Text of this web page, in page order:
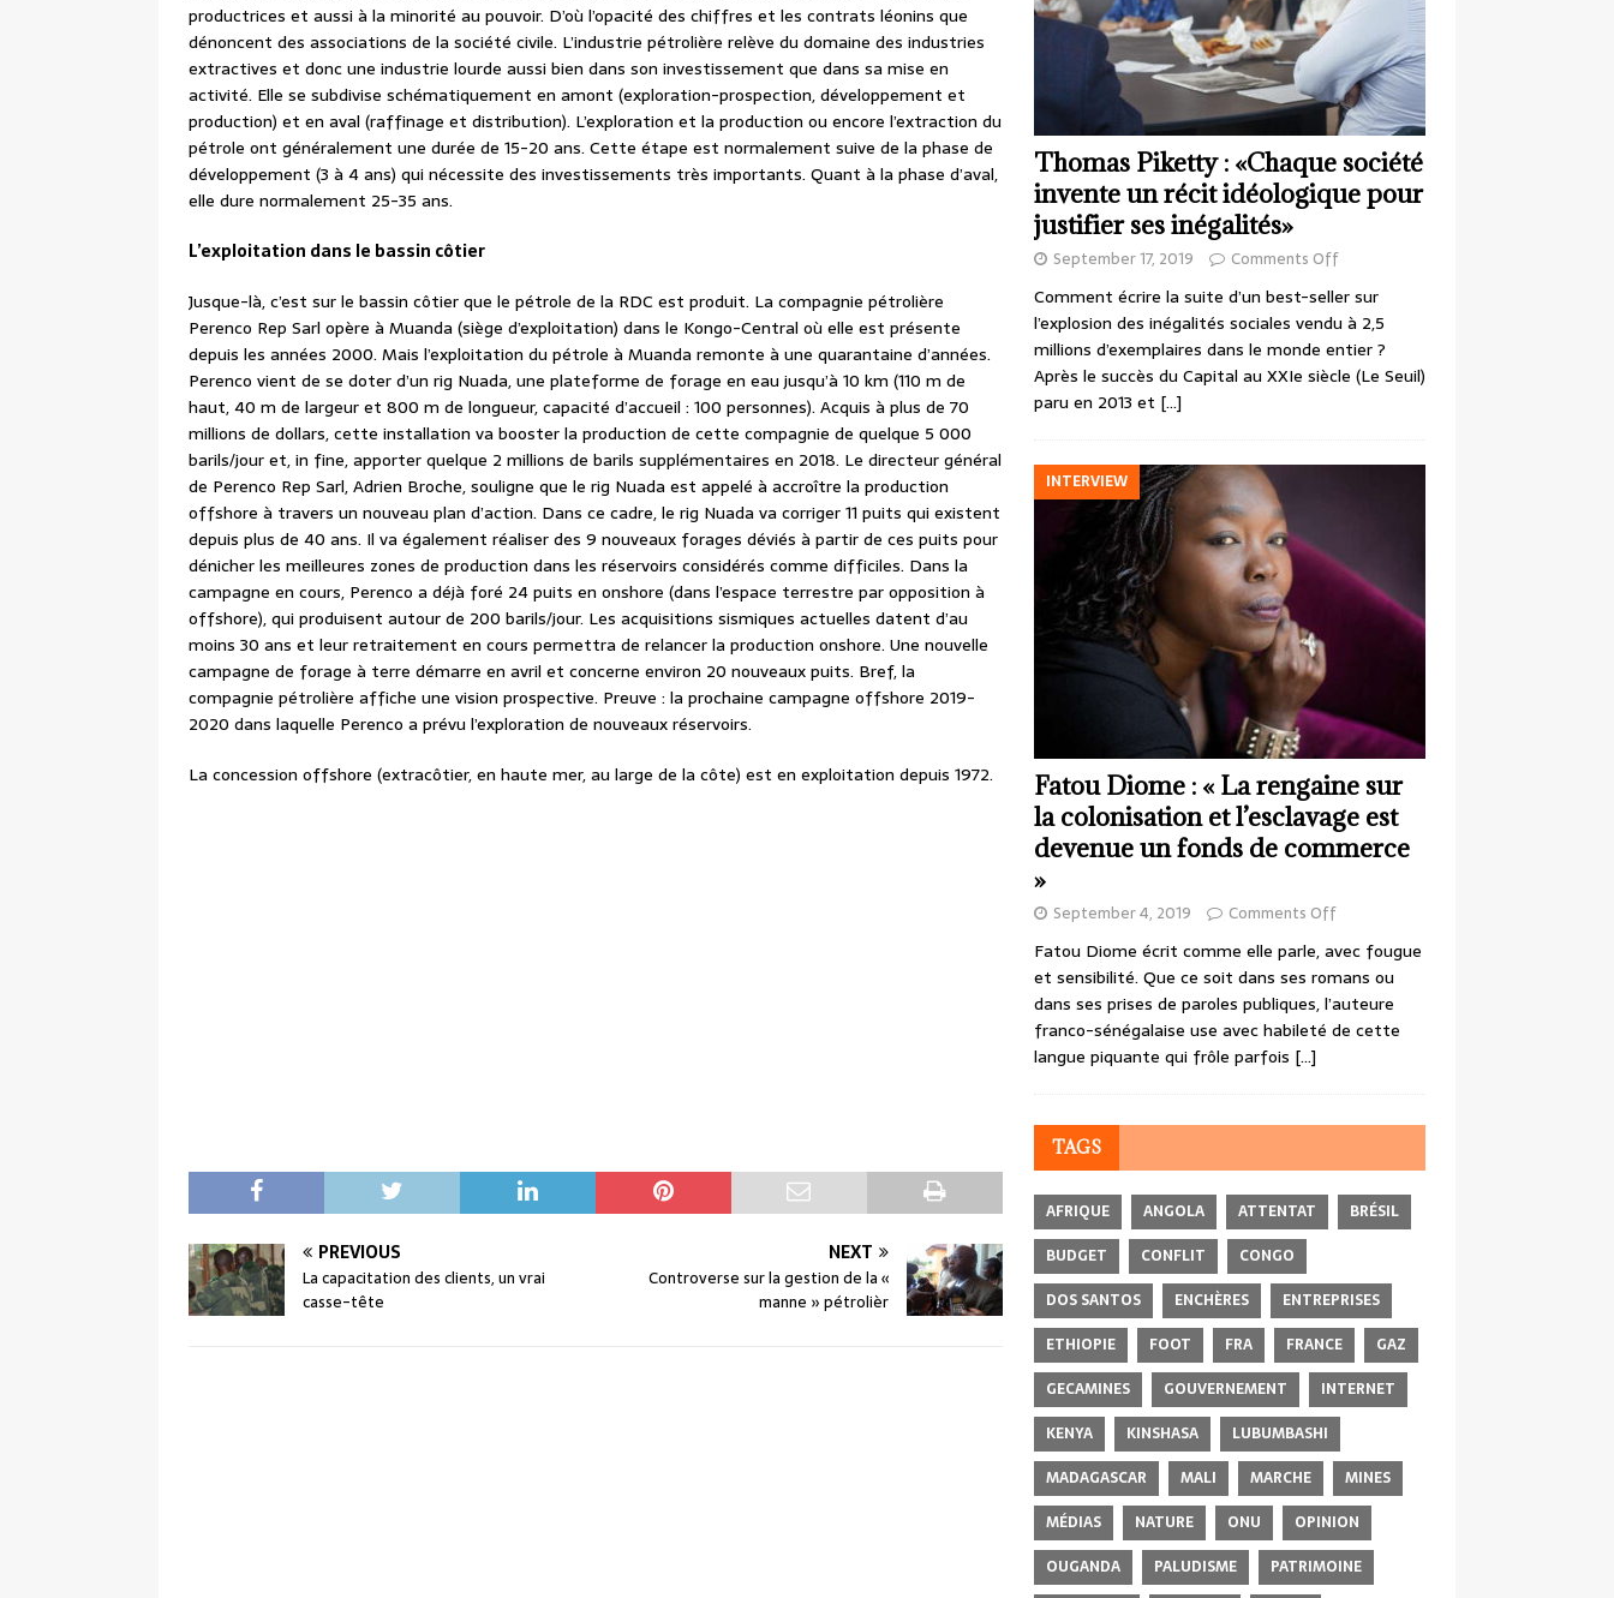
productrices et aussi à la minorité au pouvoir. D’où l’opacité des chiffres et les contrats léonins que
dénoncent des associations de la société civile. L’industrie pétrolière relève du domaine des industries
extractives et donc une industrie lourde aussi bien dans son investissement que dans sa mise en
activité. Elle se subdivise schématiquement en amont (exploration-prospection, développement et
production) et en aval (raffinage et distribution). L’exploration et la production ou encore l’extraction du
pétrole ont généralement une durée de 15-20 ans. Cette étape est normalement suive de la phase de
développement (3 à 4 ans) qui nécessite des investissements très importants. Quant à la phase d’aval,
elle dure normalement 25-35 ans.
L’exploitation dans le bassin côtier
Jusque-là, c’est sur le bassin côtier que le pétrole de la RDC est produit. La compagnie pétrolière
Perenco Rep Sarl opère à Muanda (siège d’exploitation) dans le Kongo-Central où elle est présente
depuis les années 2000. Mais l’exploitation du pétrole à Muanda remonte à une quarantaine d’années.
Perenco vient de se doter d’un rig Nuada, une plateforme de forage en eau jusqu’à 10 km (110 m de
haut, 40 m de largeur et 800 m de longueur, capacité d’accueil : 100 personnes). Acquis à plus de 70
millions de dollars, cette installation va booster la production de cette compagnie de quelque 5 000
barils/jour et, in fine, apporter quelque 2 millions de barils supplémentaires en 2018. Le directeur général
de Perenco Rep Sarl, Adrien Broche, souligne que le rig Nuada est appelé à accroître la production
offshore à travers un nouveau plan d’action. Dans ce cadre, le rig Nuada va corriger 11 puits qui existent
depuis plus de 40 ans. Il va également réaliser des 9 nouveaux forages déviés à partir de ces puits pour
dénicher les meilleures zones de production dans les réservoirs considérés comme difficiles. Dans la
campagne en cours, Perenco a déjà foré 24 puits en onshore (dans l’espace terrestre par opposition à
offshore), qui produisent autour de 200 barils/jour. Les acquisitions sismiques actuelles datent d’au
moins 30 ans et leur retraitement en cours permettra de relancer la production onshore. Une nouvelle
campagne de forage à terre démarre en avril et concerne environ 20 nouveaux puits. Bref, la
compagnie pétrolière affiche une vision prospective. Preuve : la prochaine campagne offshore 2019-
2020 dans laquelle Perenco a prévu l’exploration de nouveaux réservoirs.
La concession offshore (extracôtier, en haute mer, au large de la côte) est en exploitation depuis 1972.
PREVIOUS
La capacitation des clients, un vrai
casse-tête
NEXT
Controverse sur la gestion de la «
manne » pétrolièr
Thomas Piketty : «Chaque société
invente un récit idéologique pour
justifier ses inégalités»
September 17, 2019 Comments Off
Comment écrire la suite d’un best-seller sur
l’explosion des inégalités sociales vendu à 2,5
millions d’exemplaires dans le monde entier ?
Après le succès du Capital au XXIe siècle (Le Seuil)
paru en 2013 et […]
INTERVIEW
Fatou Diome : « La rengaine sur
la colonisation et l’esclavage est
devenue un fonds de commerce
»
September 4, 2019 Comments Off
Fatou Diome écrit comme elle parle, avec fougue
et sensibilité. Que ce soit dans ses romans ou
dans ses prises de paroles publiques, l’auteure
franco-sénégalaise use avec habileté de cette
langue piquante qui frôle parfois […]
TAGS
AFRIQUE ANGOLA ATTENTAT
BRÉSIL
BUDGET
CONFLIT
CONGO
DOS SANTOS
ENCHÈRES
ENTREPRISES
ETHIOPIE
FOOT FRA FRANCE
GAZ
GECAMINES
GOUVERNEMENT
INTERNET
KENYA
KINSHASA
LUBUMBASHI
MADAGASCAR
MALI MARCHE
MINES
MÉDIAS
NATURE ONU
OPINION
OUGANDA
PALUDISME PATRIMOINE